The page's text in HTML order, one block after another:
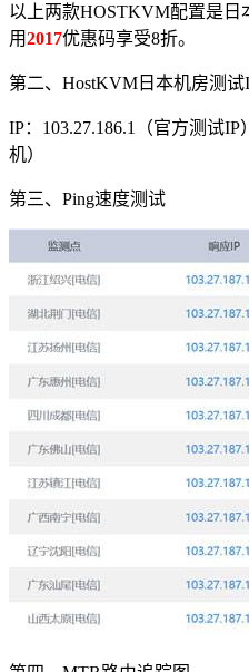
以上两款HOSTKVM配置是
用2017优惠码享受8折。
第二、HostKVM日本机房测试
IP：103.27.186.1（官方测试IP
机）
第三、Ping速度测试